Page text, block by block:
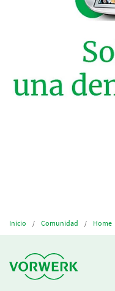
Inicio Comunidad Home